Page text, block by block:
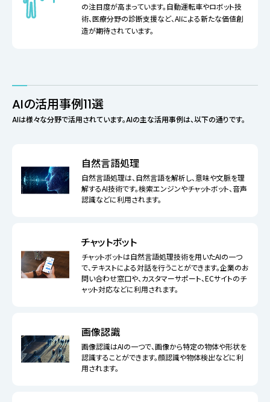
の注目度が高まっています。自動運転車やロボット技
術、医療分野の診断支援など、AIによる新たな価値創
造が期待されています。
AIの活用事例11選
AIは様々な分野で活用されています。AIの主な活用事例は、以下の通りです。
自然言語処理
自然言語処理は、自然言語を解析し、意味や文脈を理
解するAI技術です。検索エンジンやチャットボット、音声
認識などに利用されます。
チャットボット
チャットボットは自然言語処理技術を用いたAIの一つ
で、テキストによる対話を行うことができます。企業のお
問い合わせ窓口や、カスタマーサポート、ECサイトのチ
ャット対応などに利用されます。
画像認識
画像認識はAIの一つで、画像から特定の物体や形状を
認識することができます。顔認識や物体検出などに利
用されます。